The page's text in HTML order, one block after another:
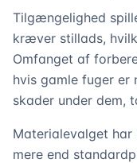
Tilgængelighed
kræver stillads,
Omfanget af
hvis gamle fuger er
skader under dem,
Materialevalget
mere end